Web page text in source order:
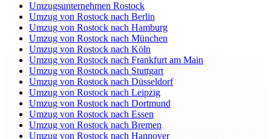
Umzugsunternehmen Rostock
Umzug von Rostock nach Berlin
Umzug von Rostock nach Hamburg
Umzug von Rostock nach München
Umzug von Rostock nach Köln
Umzug von Rostock nach Frankfurt am Main
Umzug von Rostock nach Stuttgart
Umzug von Rostock nach Düsseldorf
Umzug von Rostock nach Leipzig
Umzug von Rostock nach Dortmund
Umzug von Rostock nach Essen
Umzug von Rostock nach Bremen
Umzug von Rostock nach Hannover